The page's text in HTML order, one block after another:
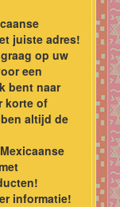
juiste adres!
op uw
een
bent naar
korte of
altijd de
informatie!